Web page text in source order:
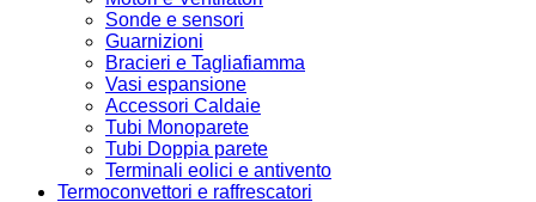
Sonde e sensori
Guarnizioni
Bracieri e Tagliafiamma
Vasi espansione
Accessori Caldaie
Tubi Monoparete
Tubi Doppia parete
Terminali eolici e antivento
Termoconvettori e raffrescatori